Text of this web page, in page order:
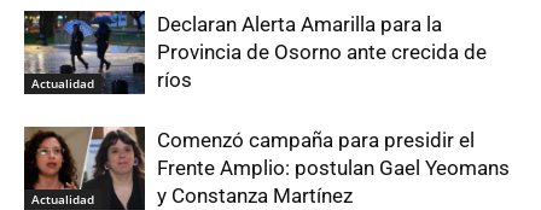
Actualidad
Declaran Alerta Amarilla para la
Provincia de Osorno ante crecida de
ríos
Actualidad
Comenzó campaña para presidir el
Frente Amplio: postulan Gael Yeomans
y Constanza Martínez